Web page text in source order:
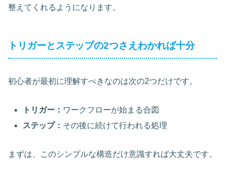
整えてくれるようになります。
トリガーとステップの2つさえわかれば十分
初心者が最初に理解すべきなのは次の2つだけです。
トリガー： ワークフローが始まる合図
ステップ： その後に続けて行われる処理
まずは、このシンプルな構造だけ意識すれば大丈夫です。